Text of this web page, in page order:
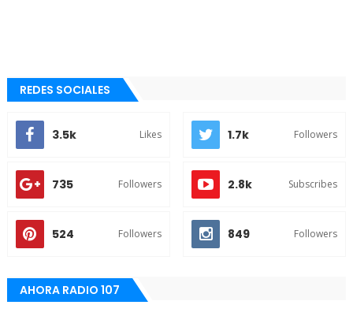
REDES SOCIALES
3.5k Likes 1.7k Followers
735 Followers 2.8k Subscribes
524 Followers 849 Followers
AHORA RADIO 107